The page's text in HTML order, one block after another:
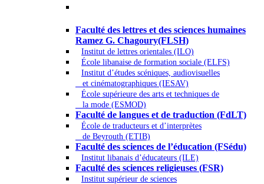
Faculté des lettres et des sciences humaines
Ramez G. Chagoury(FLSH)
Institut de lettres orientales (ILO)
École libanaise de formation sociale (ELFS)
Institut d’études scéniques, audiovisuelles
et cinématographiques (IESAV)
École supérieure des arts et techniques de
la mode (ESMOD)
Faculté de langues et de traduction (FdLT)
École de traducteurs et d’interprètes
de Beyrouth (ETIB)
Faculté des sciences de l’éducation (FSédu)
Institut libanais d’éducateurs (ILE)
Faculté des sciences religieuses (FSR)
Institut supérieur de sciences